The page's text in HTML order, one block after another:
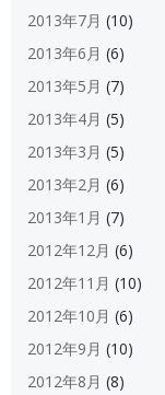
2013年7月 (10)
2013年6月 (6)
2013年5月 (7)
2013年4月 (5)
2013年3月 (5)
2013年2月 (6)
2013年1月 (7)
2012年12月 (6)
2012年11月 (10)
2012年10月 (6)
2012年9月 (10)
2012年8月 (8)